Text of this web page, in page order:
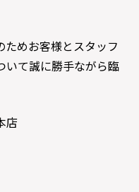
めお客様とスタッフ
いて誠に勝手ながら臨
店